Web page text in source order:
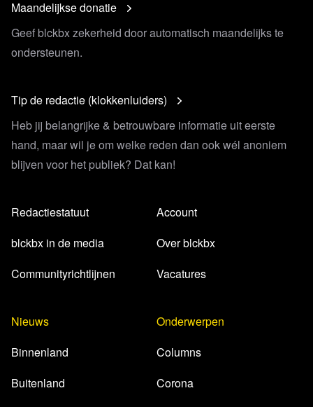
Maandelijkse donatie
Geef blckbx zekerheid door automatisch maandelijks te
ondersteunen.
Tip de redactie (klokkenluiders)
Heb jij belangrijke & betrouwbare informatie uit eerste
hand, maar wil je om welke reden dan ook wél anoniem
blijven voor het publiek? Dat kan!
Redactiestatuut
blckbx in de media
Communityrichtlijnen
Account
Over blckbx
Vacatures
Nieuws
Binnenland
Buitenland
Onderwerpen
Columns
Corona